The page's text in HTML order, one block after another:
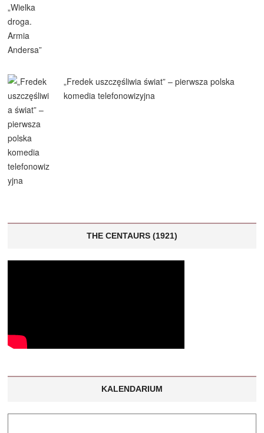
„Fredek uszczęśliwia świat” – pierwsza polska
komedia telefonowizyjna
THE CENTAURS (1921)
KALENDARIUM